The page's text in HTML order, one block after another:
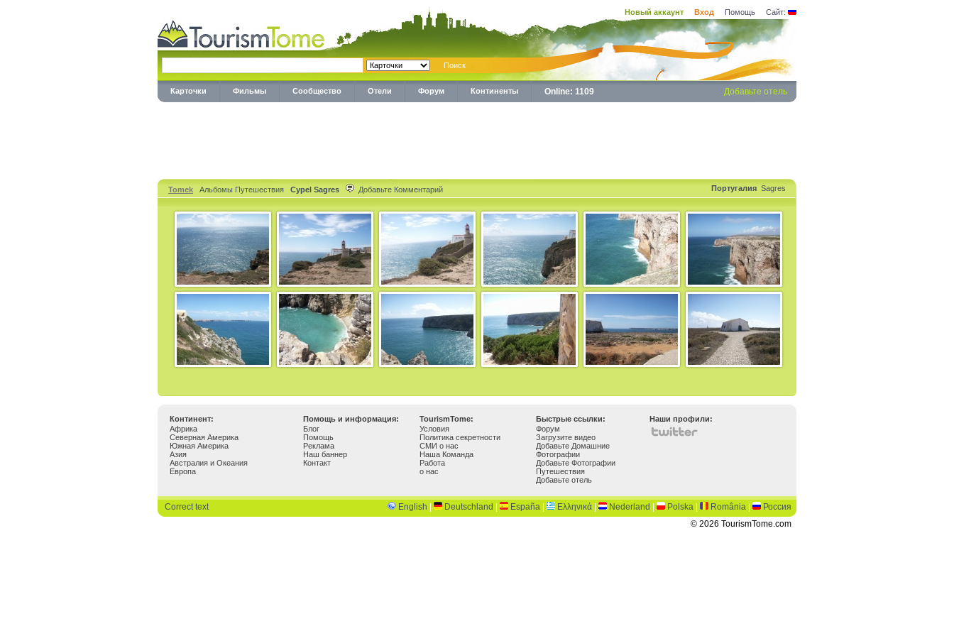
Новый аккаунт Вход Помощь Сайт:
Карточки Фильмы Сообщество Отели Форум Континенты Online: 1109 Добавьте отель
Tomek Альбомы Путешествия Cypel Sagres Добавьте Комментарий Португалия Sagres
Континент: Помощь и информация: TourismTome: Быстрые ссылки:
Наши профили:
Африка
Северная Америка
Южная Америка
Азия
Австралия и Океания
Европа
Блог
Помощь
Реклама
Наш баннер
Контакт
Условия
Политика секретности
СМИ о нас
Наша Команда
Работа
о нас
Форум
Загрузите видео
Добавьте Домашние
Фотографии
Добавьте Фотографии
Путешествия
Добавьте отель
Correct text English Deutschland España Ελληνικά Nederland Polska România
Россия
© 2026 TourismTome.com